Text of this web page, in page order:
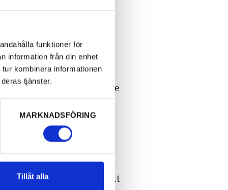
funktioner för
information från din enhet
kombinera informationen
tjänster.
MARKNADSFÖRING
Tillåt alla
till
sin helhetsupplevelse
för att skapa ett
mellan aktörer inom
som vill resa
som gör det möjliga att